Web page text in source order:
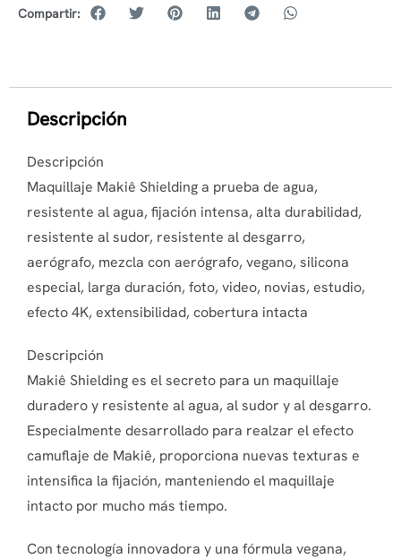
Compartir:
Descripción
Descripción
Maquillaje Makiê Shielding a prueba de agua,
resistente al agua, fijación intensa, alta durabilidad,
resistente al sudor, resistente al desgarro,
aerógrafo, mezcla con aerógrafo, vegano, silicona
especial, larga duración, foto, video, novias, estudio,
efecto 4K, extensibilidad, cobertura intacta
Descripción
Makiê Shielding es el secreto para un maquillaje
duradero y resistente al agua, al sudor y al desgarro.
Especialmente desarrollado para realzar el efecto
camuflaje de Makiê, proporciona nuevas texturas e
intensifica la fijación, manteniendo el maquillaje
intacto por mucho más tiempo.
Con tecnología innovadora y una fórmula vegana,